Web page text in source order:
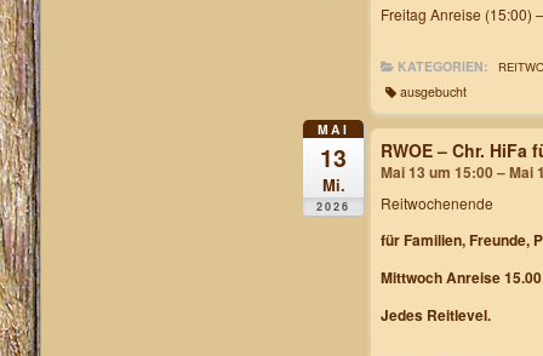
Freitag Anreise (15:00)
KATEGORIEN:
ausgebucht
MAI
13
Mi.
2026
RWOE – Chr. HiFa
Mai 13 um 15:00 – Mai
Reitwochenende
für Familien, Freunde,
Mittwoch Anreise
Jedes Reitlevel.